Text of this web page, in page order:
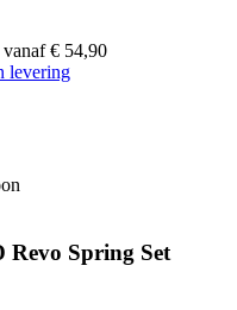
vanaf € 54,90
levering
Revo Spring Set